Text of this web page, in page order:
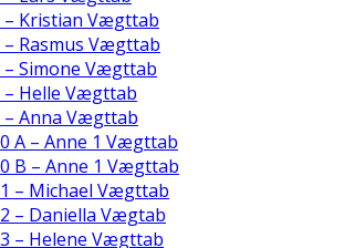
– Kristian Vægttab
– Rasmus Vægttab
– Simone Vægttab
– Helle Vægttab
– Anna Vægttab
A – Anne 1 Vægttab
B – Anne 1 Vægttab
– Michael Vægttab
– Daniella Vægtab
– Helene Vægttab